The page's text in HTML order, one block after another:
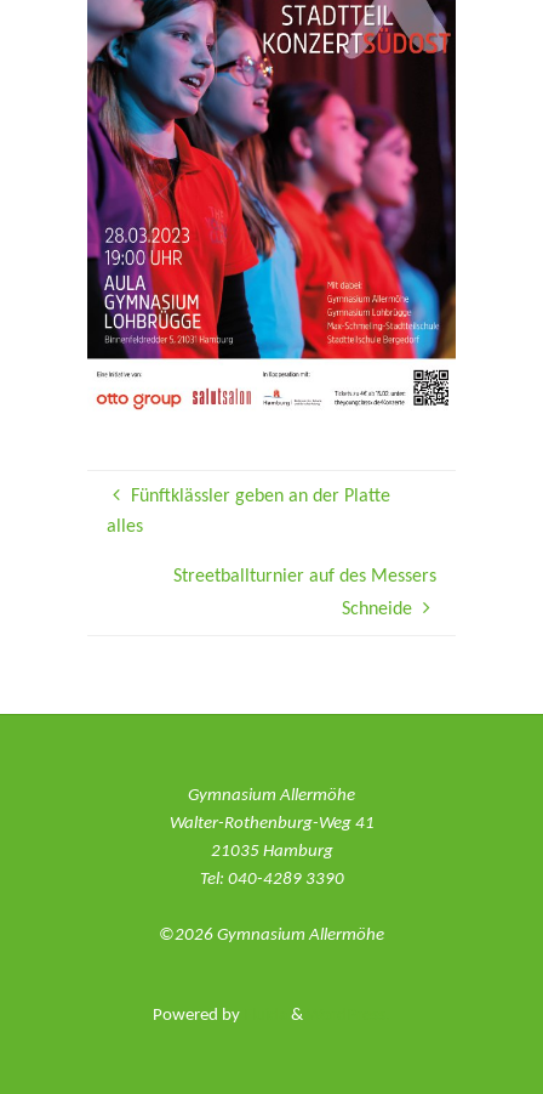
Fünftklässler geben an der Platte
alles
Streetballturnier auf des Messers
Schneide
Gymnasium Allermöhe
Walter-Rothenburg-Weg 41
21035 Hamburg
Tel: 040-4289 3390
©2026 Gymnasium Allermöhe
Powered by &